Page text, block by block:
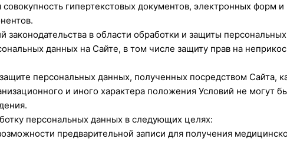
гипертекстовых документов, электронных форм
в области обработки и защиты
данных на Сайте, в том числе защиту прав на
персональных данных, полученных посредством Сайта,
и иного характера положения Условий не могут
персональных данных в следующих целях:
предварительной записи для получения